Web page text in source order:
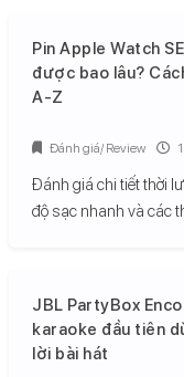
Pin Apple Watch
được bao lâu?
A-Z
Đánh giá chi tiết thời
độ sạc nhanh và các
Đánh giá/ Review
JBL PartyBox
karaoke đầu tiên
lời bài hát